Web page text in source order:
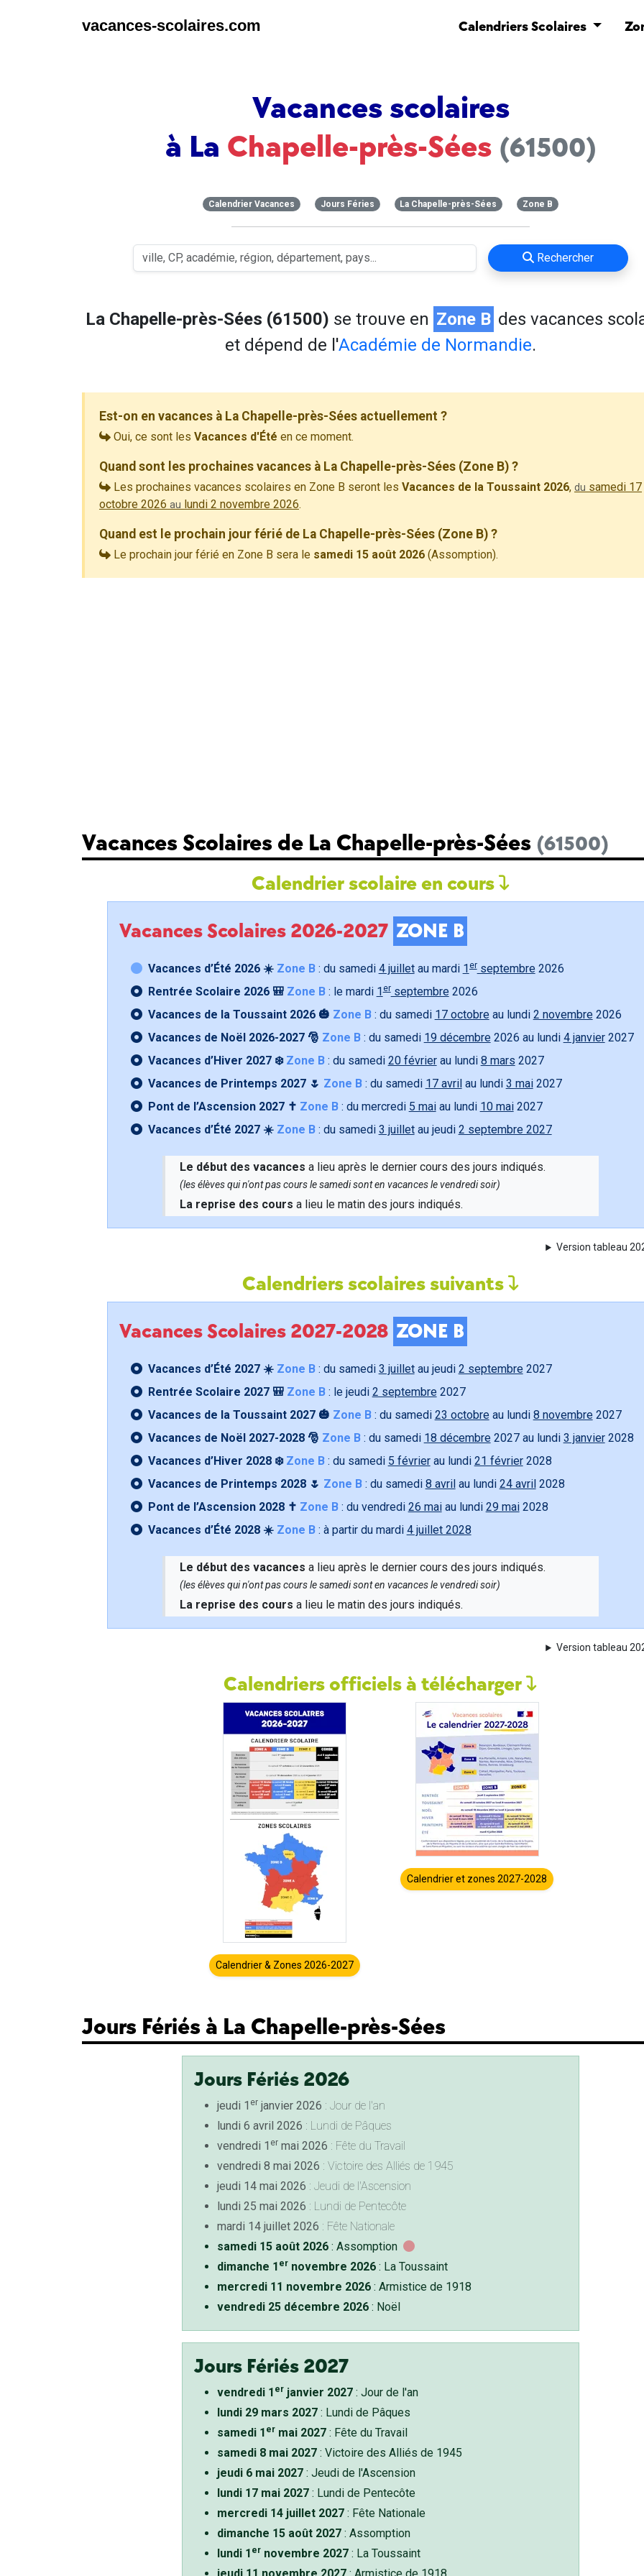
vacances-scolaires.com Calendriers Scolaires
Vacances scolaires
à La Chapelle-près-Sées (61500)
Calendrier Vacances Jours Féries La Chapelle-près-Sées Zone B
Rechercher
La Chapelle-près-Sées (61500) se trouve en Zone B des vacances
et dépend de l'Académie de Normandie.
Est-on en vacances à La Chapelle-près-Sées actuellement ?
Oui, ce sont les Vacances d'Été en ce moment.
Quand sont les prochaines vacances à La Chapelle-près-Sées (Zone B) ?
Les prochaines vacances scolaires en Zone B seront les Vacances de la Toussaint 2026, du samedi 17
octobre 2026 au lundi 2 novembre 2026.
Quand est le prochain jour férié de La Chapelle-près-Sées (Zone B) ?
Le prochain jour férié en Zone B sera le samedi 15 août 2026 (Assomption).
Vacances Scolaires de La Chapelle-près-Sées (61500)
Calendrier scolaire en cours
Vacances Scolaires 2026-2027 ZONE B
Vacances d’Été 2026 ☀️ Zone B: du samedi 4 juilletau mardi 1 erseptembre 2026
Rentrée Scolaire 2026 🎒 Zone B: le mardi 1erseptembre 2026
Vacances de la Toussaint 2026 🎃 Zone B: du samedi 17 octobre au lundi 2 novembre 2026
Vacances de Noël 2026-2027 🎅 Zone B: du samedi 19 décembre 2026 au lundi 4 janvier2027
Vacances d’Hiver 2027 ❄️ Zone B: du samedi 20 févrierau lundi 8 mars 2027
Vacances de Printemps 2027 🌷 Zone B: du samedi 17 avril au lundi 3 mai2027
Pont de l’Ascension 2027 ✝️ Zone B: du mercredi 5 maiau lundi 10 mai2027
Vacances d’Été 2027 ☀️ Zone B: du samedi 3 juilletau jeudi 2 septembre 2027
Le début des vacances a lieu après le dernier cours des jours indiqués.
(les élèves qui n'ont pas cours le samedi sont en vacances le vendredi soir)
La reprise des cours a lieu le matin des jours indiqués.
Version tableau
Calendriers scolaires suivants
Vacances Scolaires 2027-2028 ZONE B
Vacances d’Été 2027 ☀️ Zone B: du samedi 3 juilletau jeudi 2 septembre 2027
Rentrée Scolaire 2027 🎒 Zone B: le jeudi 2 septembre 2027
Vacances de la Toussaint 2027 🎃 Zone B: du samedi 23 octobre au lundi 8 novembre 2027
Vacances de Noël 2027-2028 🎅 Zone B: du samedi 18 décembre 2027 au lundi 3 janvier2028
Vacances d’Hiver 2028 ❄️ Zone B: du samedi 5 févrierau lundi 21 février2028
Vacances de Printemps 2028 🌷 Zone B: du samedi 8 avril au lundi 24 avril 2028
Pont de l’Ascension 2028 ✝️ Zone B: du vendredi 26 maiau lundi 29 mai2028
Vacances d’Été 2028 ☀️ Zone B: à partir du mardi 4 juillet 2028
Le début des vacances a lieu après le dernier cours des jours indiqués.
(les élèves qui n'ont pas cours le samedi sont en vacances le vendredi soir)
La reprise des cours a lieu le matin des jours indiqués.
Version tableau
Calendriers officiels à télécharger
Calendrier & Zones 2026-2027
Calendrier et zones 2027-2028
Jours Fériés à La Chapelle-près-Sées
Jours Fériés 2026
jeudi 1 erjanvier 2026 : Jour de l'an
lundi 6 avril 2026 : Lundi de Pâques
vendredi 1 ermai 2026 : Fête du Travail
vendredi 8 mai 2026 : Victoire des Alliés de 1945
jeudi 14 mai 2026 : Jeudi de l'Ascension
lundi 25 mai 2026 : Lundi de Pentecôte
mardi 14 juillet 2026 : Fête Nationale
samedi 15 août 2026: Assomption
dimanche 1 ernovembre 2026: La Toussaint
mercredi 11 novembre 2026: Armistice de 1918
vendredi 25 décembre 2026: Noël
Jours Fériés 2027
vendredi 1 erjanvier 2027: Jour de l'an
lundi 29 mars 2027: Lundi de Pâques
samedi 1 ermai 2027: Fête du Travail
samedi 8 mai 2027: Victoire des Alliés de 1945
jeudi 6 mai 2027: Jeudi de l'Ascension
lundi 17 mai 2027: Lundi de Pentecôte
mercredi 14 juillet 2027: Fête Nationale
dimanche 15 août 2027: Assomption
lundi 1 ernovembre 2027: La Toussaint
jeudi 11 novembre 2027: Armistice de 1918